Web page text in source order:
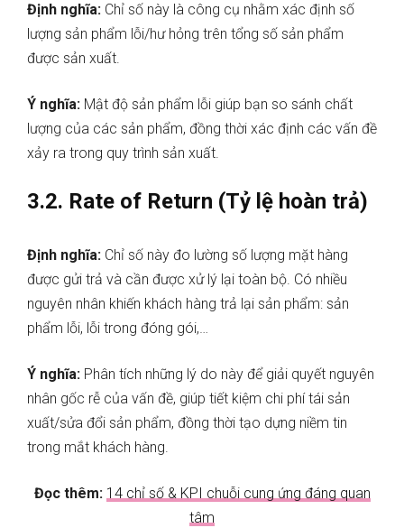
Định nghĩa: Chỉ số này là công cụ nhằm xác định số
lượng sản phẩm lỗi/hư hỏng trên tổng số sản phẩm
được sản xuất.
Ý nghĩa: Mật độ sản phẩm lỗi giúp bạn so sánh chất
lượng của các sản phẩm, đồng thời xác định các vấn đề
xảy ra trong quy trình sản xuất.
3.2. Rate of Return (Tỷ lệ hoàn trả)
Định nghĩa: Chỉ số này đo lường số lượng mặt hàng
được gửi trả và cần được xử lý lại toàn bộ. Có nhiều
nguyên nhân khiến khách hàng trả lại sản phẩm: sản
phẩm lỗi, lỗi trong đóng gói,…
Ý nghĩa: Phân tích những lý do này để giải quyết nguyên
nhân gốc rễ của vấn đề, giúp tiết kiệm chi phí tái sản
xuất/sửa đổi sản phẩm, đồng thời tạo dựng niềm tin
trong mắt khách hàng.
Đọc thêm: 14 chỉ số & KPI chuỗi cung ứng đáng quan
tâm